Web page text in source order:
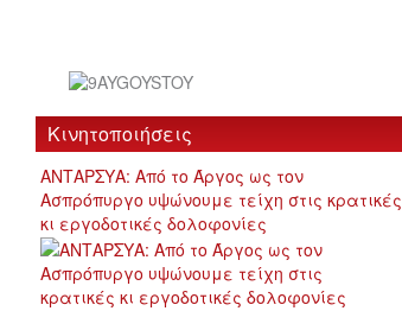
Κινητοποιήσεις
ΑΝΤΑΡΣΥΑ: Από το Άργος ως τον
Ασπρόπυργο υψώνουμε τείχη στις κρατικές
κι εργοδοτικές δολοφονίες